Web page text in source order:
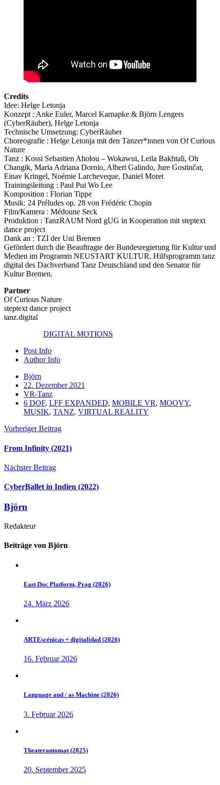
Credits
Idee: Helge Letonja
Konzept : Anke Euler, Marcel Karnapke & Björn Lengers
(CyberRäuber), Helge Letonja
Technische Umsetzung: CyberRäuber
Choreografie : Helge Letonja mit den Tänzer*innen von Of Curious
Nature
Tanz : Kossi Sebastien Aholou – Wokawui, Leila Bakhtali, Oh
Changik, Maria Adriana Dornio, Albert Galindo, Jure Gostinčar,
Einav Kringel, Noémie Larcheveque, Daniel Moret
Trainingsleitung : Paul Pui Wo Lee
Komposition : Florian Tippe
Musik: 24 Préludes op. 28 von Frédéric Chopin
Film/Kamera : Médoune Seck
Produktion : TanzRAUM Nord gUG in Kooperation mit steptext
dance project
Dank an : TZI der Uni Bremen
Gefördert durch die Beauftragte der Bundesregierung für Kultur und
Medien im Programm NEUSTART KULTUR, Hilfsprogramm tanz
digital des Dachverband Tanz Deutschland und den Senator für
Kultur Bremen.
Partner
Of Curious Nature
steptext dance project
tanz.digital
DIGITAL MOTIONS
Post Info
Author Info
Björn
22. Dezember 2021
VR-Tanz
6 DOF, LFF EXPANDED, MOBILE VR, MOOVY,
MUSIK, TANZ, VIRTUAL REALITY
Vorheriger Beitrag
From Infinity (2021)
Nächster Beitrag
CyberBallet in Indien (2022)
Björn
Redakteur
Beiträge von Björn
East Doc Platform, Prag (2026)
24. März 2026
ARTEscénicas + digitalidad (2026)
16. Februar 2026
Language and / as Machine (2026)
3. Februar 2026
Theaterautomat (2025)
20. September 2025